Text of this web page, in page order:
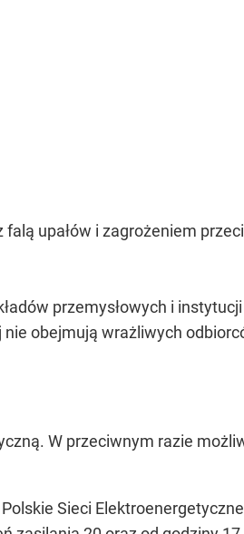
falą upałów i zagrożeniem
przemysłowych i
obejmują wrażliwych
W przeciwnym razie
Sieci